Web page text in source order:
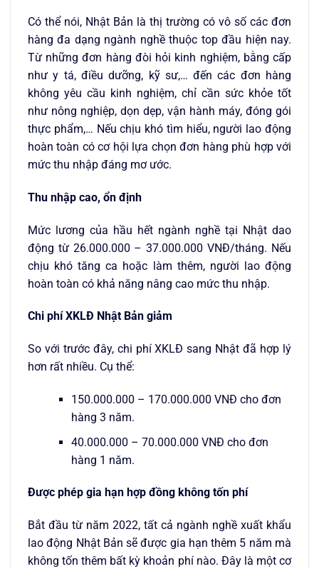
Có thể nói, Nhật Bản là thị trường có vô số các đơn
hàng đa dạng ngành nghề thuộc top đầu hiện nay.
Từ những đơn hàng đòi hỏi kinh nghiệm, bằng cấp
như y tá, điều dưỡng, kỹ sư,… đến các đơn hàng
không yêu cầu kinh nghiệm, chỉ cần sức khỏe tốt
như nông nghiệp, dọn dẹp, vận hành máy, đóng gói
thực phẩm,… Nếu chịu khó tìm hiểu, người lao động
hoàn toàn có cơ hội lựa chọn đơn hàng phù hợp với
mức thu nhập đáng mơ ước.
Thu nhập cao, ổn định
Mức lương của hầu hết ngành nghề tại Nhật dao
động từ 26.000.000 – 37.000.000 VNĐ/tháng. Nếu
chịu khó tăng ca hoặc làm thêm, người lao động
hoàn toàn có khả năng nâng cao mức thu nhập.
Chi phí XKLĐ Nhật Bản giảm
So với trước đây, chi phí XKLĐ sang Nhật đã hợp lý
hơn rất nhiều. Cụ thể:
150.000.000 – 170.000.000 VNĐ cho đơn
hàng 3 năm.
40.000.000 – 70.000.000 VNĐ cho đơn
hàng 1 năm.
Được phép gia hạn hợp đồng không tốn phí
Bắt đầu từ năm 2022, tất cả ngành nghề xuất khẩu
lao động Nhật Bản sẽ được gia hạn thêm 5 năm mà
không tốn thêm bất kỳ khoản phí nào. Đây là một cơ